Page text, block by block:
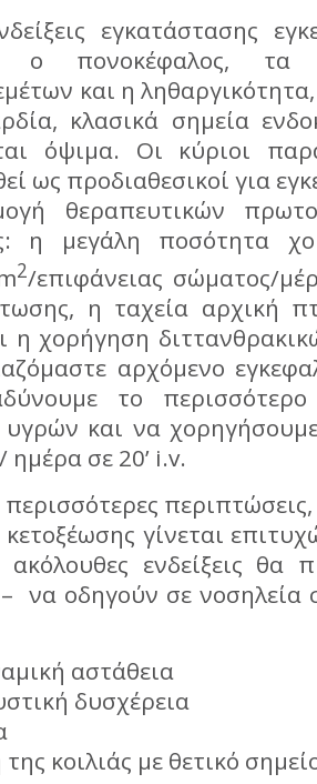
εγκατάστασης
ο πονοκέφαλος, τα
και η
κλασικά σημεία
όψιμα. Οι κύριοι
ως προδιαθεσικοί για
θεραπευτικών
η μεγάλη ποσότητα
2/επιφάνειας σώματος/
η ταχεία αρχική
η χορήγηση
αρχόμενο
το
και να
ημέρα σε 20’ i.v.
περισσότερες
κετοξέωσης γίνεται
ακόλουθες ενδείξεις θα
να οδηγούν σε νοσηλεία
αστάθεια
δυσχέρεια
κοιλιάς με θετικό